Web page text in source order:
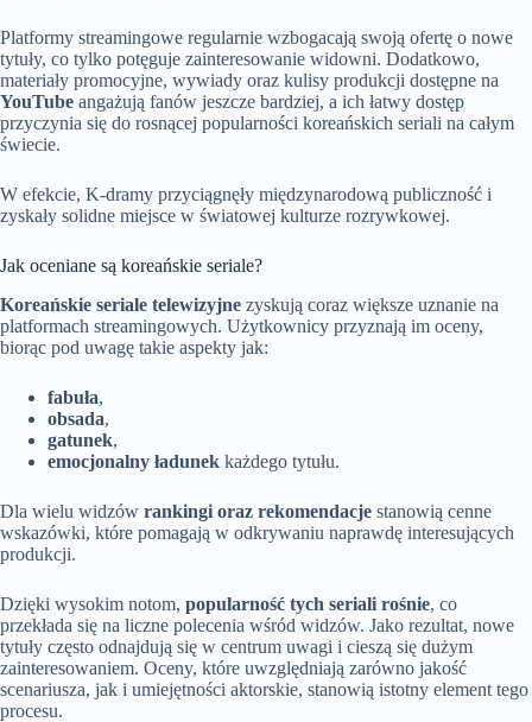
Platformy streamingowe regularnie wzbogacają swoją ofertę o nowe
tytuły, co tylko potęguje zainteresowanie widowni. Dodatkowo,
materiały promocyjne, wywiady oraz kulisy produkcji dostępne na
YouTube angażują fanów jeszcze bardziej, a ich łatwy dostęp
przyczynia się do rosnącej popularności koreańskich seriali na całym
świecie.
W efekcie, K-dramy przyciągnęły międzynarodową publiczność i
zyskały solidne miejsce w światowej kulturze rozrywkowej.
Jak oceniane są koreańskie seriale?
Koreańskie seriale telewizyjne zyskują coraz większe uznanie na
platformach streamingowych. Użytkownicy przyznają im oceny,
biorąc pod uwagę takie aspekty jak:
fabuła,
obsada,
gatunek,
emocjonalny ładunek każdego tytułu.
Dla wielu widzów rankingi oraz rekomendacje stanowią cenne
wskazówki, które pomagają w odkrywaniu naprawdę interesujących
produkcji.
Dzięki wysokim notom, popularność tych seriali rośnie, co
przekłada się na liczne polecenia wśród widzów. Jako rezultat, nowe
tytuły często odnajdują się w centrum uwagi i cieszą się dużym
zainteresowaniem. Oceny, które uwzględniają zarówno jakość
scenariusza, jak i umiejętności aktorskie, stanowią istotny element tego
procesu.